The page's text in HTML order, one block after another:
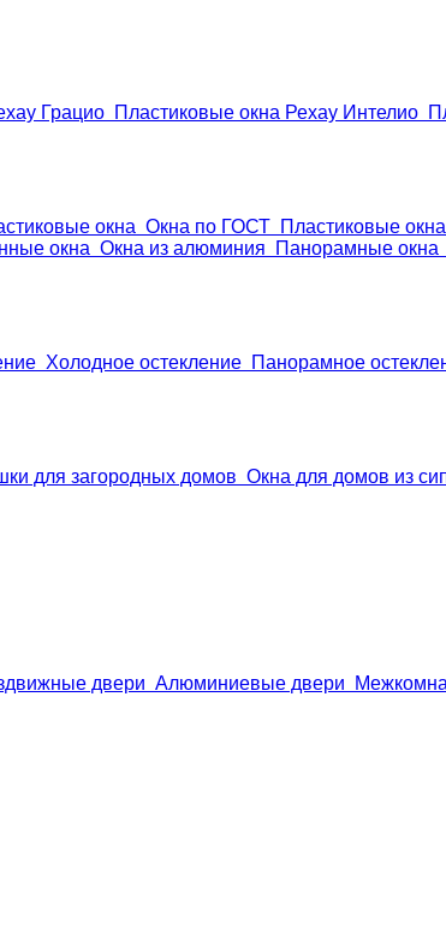
Грацио Пластиковые окна Рехау Интелио
окна Окна по ГОСТ Пластиковые
окна Окна из алюминия Панорамные окна
Холодное остекление Панорамное
для загородных домов Окна для домов из
двери Алюминиевые двери